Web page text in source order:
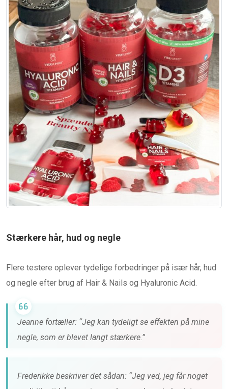
Stærkere hår, hud og negle
Flere testere oplever tydelige forbedringer på især hår, hud
og negle efter brug af Hair & Nails og Hyaluronic Acid.
Jeanne fortæller: “Jeg kan tydeligt se effekten på mine
negle, som er blevet langt stærkere.”
Frederikke beskriver det sådan: “Jeg ved, jeg får noget